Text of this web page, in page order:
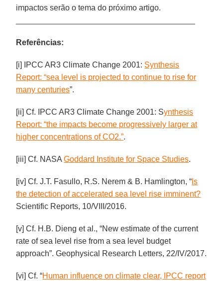
impactos serão o tema do próximo artigo.
Referências:
[i] IPCC AR3 Climate Change 2001: Synthesis
Report: “sea level is projected to continue to rise for
many centuries”.
[ii] Cf. IPCC AR3 Climate Change 2001: Synthesis
Report: “the impacts become progressively larger at
higher concentrations of CO2.”.
[iii] Cf. NASAGoddard Institute for Space Studies.
[iv] Cf. J.T. Fasullo, R.S. Nerem & B. Hamlington, “ Is
the detection of accelerated sea level rise imminent?
Scientific Reports, 10/VIII/2016.
[v] Cf. H.B. Dieng et al., “New estimate of the current
rate of sea level rise from a sea level budget
approach”. Geophysical Research Letters, 22/IV/2017.
[vi] Cf. “Human influence on climate clear, IPCC report